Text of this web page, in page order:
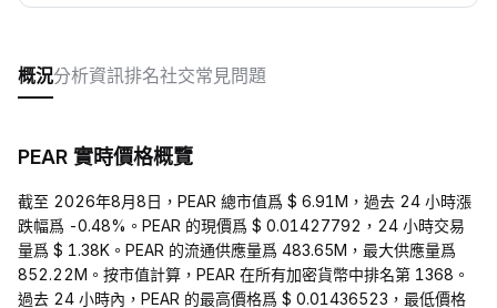
概況分析資訊排名社交常見問題
PEAR 實時價格概覽
截至 2026年8月8日，PEAR 總市值爲 $ 6.91M，過去 24 小時漲
跌幅爲 -0.48%。PEAR 的現價爲 $ 0.01427792，24 小時交易
量爲 $ 1.38K。PEAR 的流通供應量爲 483.65M，最大供應量爲
852.22M。按市值計算，PEAR 在所有加密貨幣中排名第 1368。
過去 24 小時內，PEAR 的最高價格爲 $ 0.01436523，最低價格